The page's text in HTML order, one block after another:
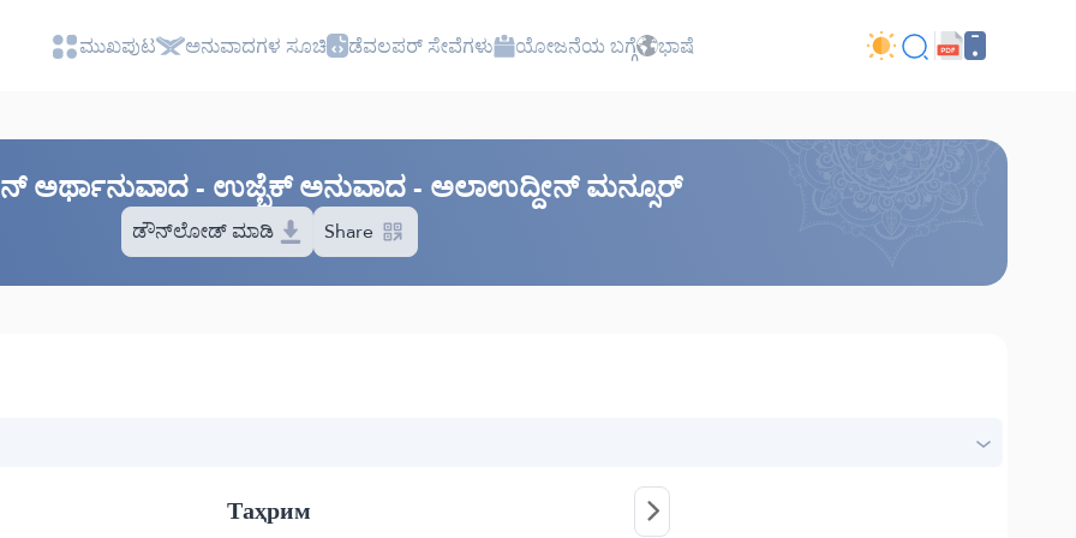
ಮುಖಪುಟ ಅನುವಾದಗಳ ಸೂಚಿ ಡೆವಲಪರ್ ಸೇವೆಗಳು ಯೋಜನೆಯ ಬಗ್ಗೆ ಭಾಷೆ
ಅರ್ಥಾನುವಾದ - ಉಜ್ಬೆಕ್ ಅನುವಾದ - ಅಲಾಉದ್ದೀನ್ ಮನ್ಸೂರ್
ಡೌನ್‌ಲೋಡ್ ಮಾಡಿ Share
Таҳрим